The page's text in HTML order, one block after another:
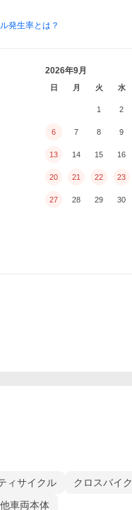
発生率とは？
2026年9月
日 月 火 水
1 2
6 7 8 9
13 14 15 16
20 21 22 23
27 28 29 30
ィサイクル クロスバイク
車両本体